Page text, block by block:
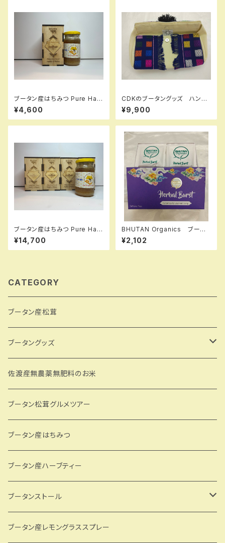
ブータン産はちみつ Pure Hap
py Honey ホワイトクローバー
275g 1瓶
¥4,600
CDKのブータングッズ ハンド
バッグ2
¥9,900
ブータン産はちみつ Pure Hap
py Honey ホワイトクローバー
275g 4瓶セット
¥14,700
BHUTAN Organics ブータ
ン産ハーブティー Herbal Burs
t 14パック
¥2,102
CATEGORY
ブータン産松茸
ブータングッズ
CDKのブータングッズ
佐渡産無農薬無肥料のお米
ブータン松茸グルメツアー
ブータン産はちみつ
ブータン産ハーブティー
ブータンストール
GBJW
ブータン産レモングラススプレー